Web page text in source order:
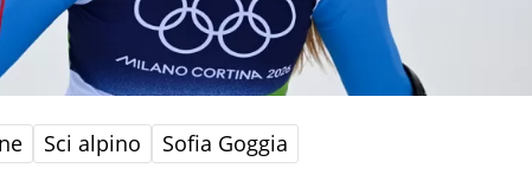
Sci alpino Sofia Goggia